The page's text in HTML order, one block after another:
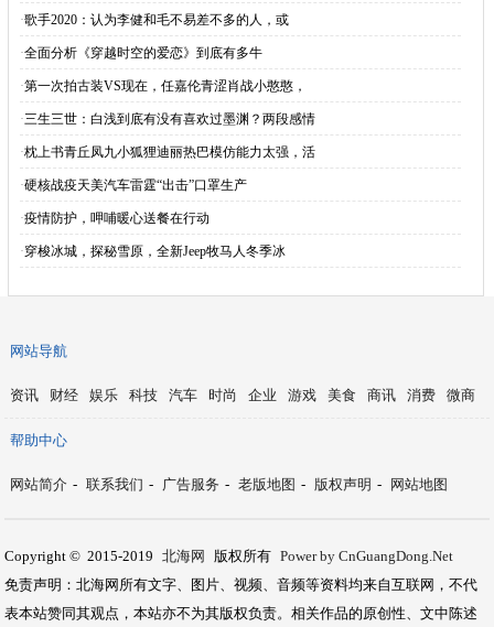
·歌手2020：认为李健和毛不易差不多的人，或
·全面分析《穿越时空的爱恋》到底有多牛
·第一次拍古装VS现在，任嘉伦青涩肖战小憨憨，
·三生三世：白浅到底有没有喜欢过墨渊？两段感情
·枕上书青丘凤九小狐狸迪丽热巴模仿能力太强，活
·硬核战疫天美汽车雷霆“出击”口罩生产
·疫情防护，呷哺暖心送餐在行动
·穿梭冰城，探秘雪原，全新Jeep牧马人冬季冰
网站导航
资讯 财经 娱乐 科技 汽车 时尚 企业 游戏 美食 商讯 消费 微商
帮助中心
网站简介 - 联系我们 - 广告服务 - 老版地图 - 版权声明 - 网站地图
Copyright © 2015-2019 北海网 版权所有 Power by CnGuangDong.Net
免责声明：北海网所有文字、图片、视频、音频等资料均来自互联网，不代
表本站赞同其观点，本站亦不为其版权负责。相关作品的原创性、文中陈述